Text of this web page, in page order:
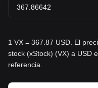
1 VX = 367.87 USD. El
stock (xStock) (VX) a USD
referencia.